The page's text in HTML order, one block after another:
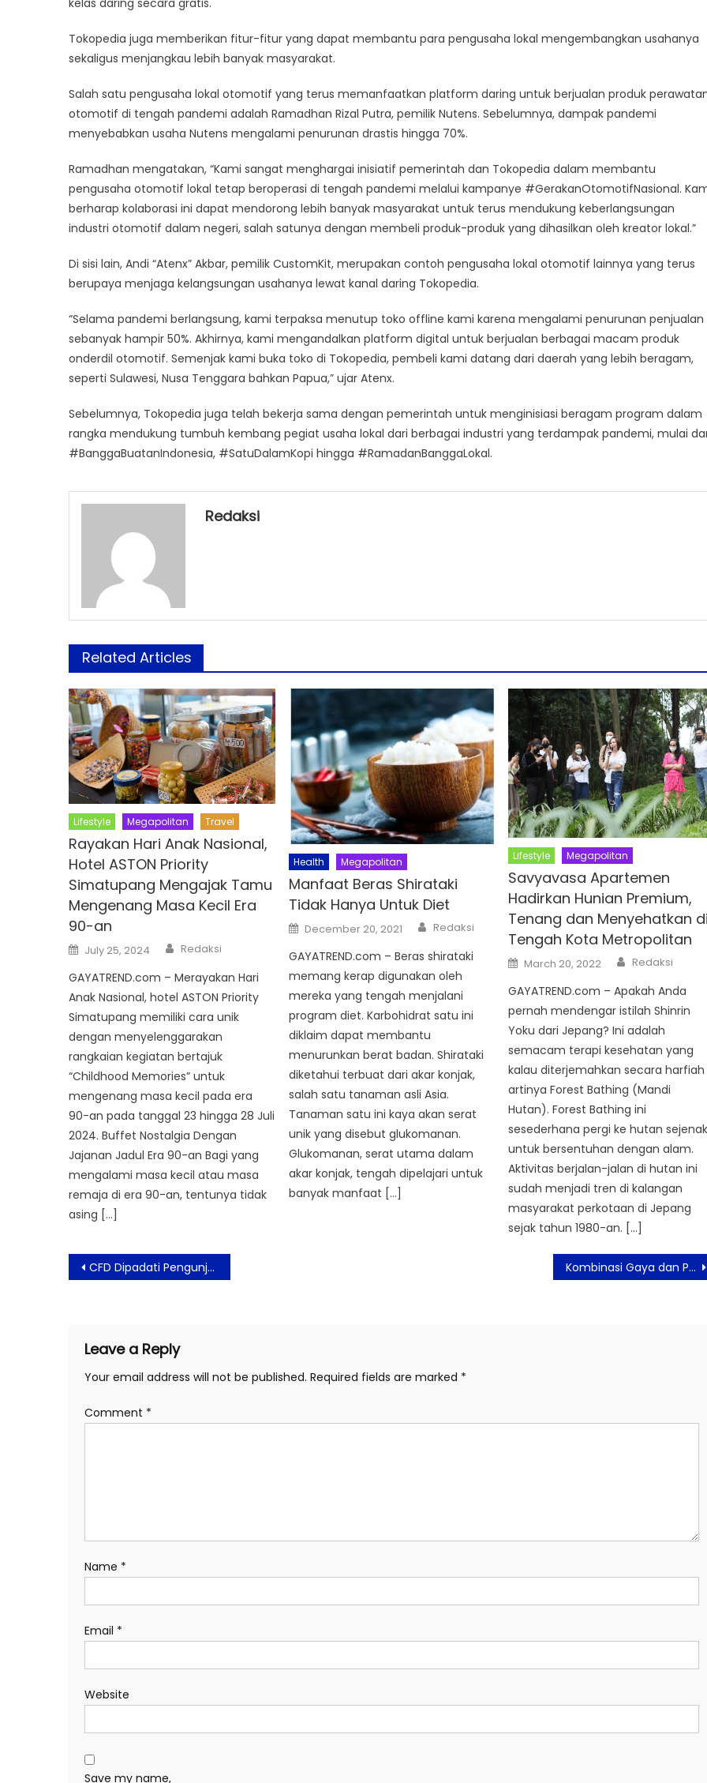
Tokopedia juga memberikan fitur-fitur yang dapat membantu para pengusaha lokal mengembangkan usahanya
sekaligus menjangkau lebih banyak masyarakat.
Salah satu pengusaha lokal otomotif yang terus memanfaatkan platform daring untuk berjualan produk
otomotif di tengah pandemi adalah Ramadhan Rizal Putra, pemilik Nutens. Sebelumnya, dampak pandemi
menyebabkan usaha Nutens mengalami penurunan drastis hingga 70%.
Ramadhan mengatakan, “Kami sangat menghargai inisiatif pemerintah dan Tokopedia dalam membantu
pengusaha otomotif lokal tetap beroperasi di tengah pandemi melalui kampanye #GerakanOtomotifNasional.
berharap kolaborasi ini dapat mendorong lebih banyak masyarakat untuk terus mendukung keberlangsungan
industri otomotif dalam negeri, salah satunya dengan membeli produk-produk yang dihasilkan oleh kreator lokal.”
Di sisi lain, Andi “Atenx” Akbar, pemilik CustomKit, merupakan contoh pengusaha lokal otomotif lainnya yang terus
berupaya menjaga kelangsungan usahanya lewat kanal daring Tokopedia.
“Selama pandemi berlangsung, kami terpaksa menutup toko offline kami karena mengalami penurunan penjualan
sebanyak hampir 50%. Akhirnya, kami mengandalkan platform digital untuk berjualan berbagai macam produk
onderdil otomotif. Semenjak kami buka toko di Tokopedia, pembeli kami datang dari daerah yang lebih beragam,
seperti Sulawesi, Nusa Tenggara bahkan Papua,” ujar Atenx.
Sebelumnya, Tokopedia juga telah bekerja sama dengan pemerintah untuk menginisiasi beragam program dalam
rangka mendukung tumbuh kembang pegiat usaha lokal dari berbagai industri yang terdampak pandemi, mulai
#BanggaBuatanIndonesia, #SatuDalamKopi hingga #RamadanBanggaLokal.
Redaksi
Related Articles
Lifestyle Megapolitan Travel
Rayakan Hari Anak Nasional,
Hotel ASTON Priority
Simatupang Mengajak Tamu
Mengenang Masa Kecil Era
90-an
Posted
on
July 25, 2024 Author
Redaksi
GAYATREND.com – Merayakan Hari
Anak Nasional, hotel ASTON Priority
Simatupang memiliki cara unik
dengan menyelenggarakan
rangkaian kegiatan bertajuk
“Childhood Memories” untuk
mengenang masa kecil pada era
90-an pada tanggal 23 hingga 28 Juli
2024. Buffet Nostalgia Dengan
Jajanan Jadul Era 90-an Bagi yang
mengalami masa kecil atau masa
remaja di era 90-an, tentunya tidak
asing […]
Health Megapolitan
Manfaat Beras Shirataki
Tidak Hanya Untuk Diet
Posted
on
December 20, 2021 Author
Redaksi
GAYATREND.com – Beras shirataki
memang kerap digunakan oleh
mereka yang tengah menjalani
program diet. Karbohidrat satu ini
diklaim dapat membantu
menurunkan berat badan. Shirataki
diketahui terbuat dari akar konjak,
salah satu tanaman asli Asia.
Tanaman satu ini kaya akan serat
unik yang disebut glukomanan.
Glukomanan, serat utama dalam
akar konjak, tengah dipelajari untuk
banyak manfaat […]
Lifestyle Megapolitan
Savyavasa Apartemen
Hadirkan Hunian Premium,
Tenang dan Menyehatkan
Tengah Kota Metropolitan
Posted
on
March 20, 2022 Author
Redaksi
GAYATREND.com – Apakah Anda
pernah mendengar istilah Shinrin
Yoku dari Jepang? Ini adalah
semacam terapi kesehatan yang
kalau diterjemahkan secara harfiah
artinya Forest Bathing (Mandi
Hutan). Forest Bathing ini
sesederhana pergi ke hutan
untuk bersentuhan dengan alam.
Aktivitas berjalan-jalan di hutan ini
sudah menjadi tren di kalangan
masyarakat perkotaan di Jepang
sejak tahun 1980-an. […]
Post
navigation
CFD Dipadati Pengunjung, di Dominasi Pesepeda Kombinasi Gaya dan Performa, Acer Perkenalkan Laptop Super Tipis
Leave a Reply
Your email address will not be published. Required fields are marked *
Comment *
Name *
Email *
Website
Save my name,